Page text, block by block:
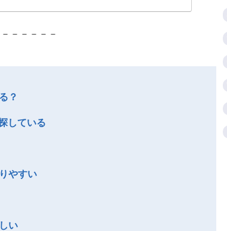
－－－－－
？
している
やすい
い